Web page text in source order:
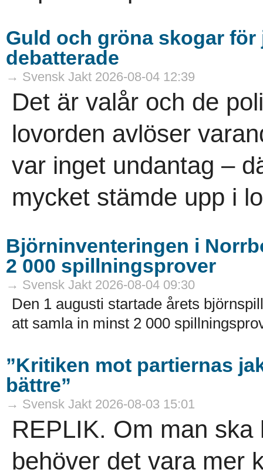
Guld och gröna skogar
debatterade
→ Svensk Jakt 2026-08-04 12:39
Det är valår och de
lovorden avlöser
var inget undantag –
mycket stämde upp i
Björninventeringen i
2 000 spillningsprover
→ Svensk Jakt 2026-08-04 09:30
Den 1 augusti startade årets
att samla in minst 2 000
”Kritiken mot partiernas
bättre”
→ Svensk Jakt 2026-08-03 15:01
REPLIK. Om man
behöver det vara mer